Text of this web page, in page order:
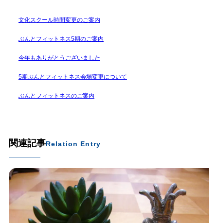
文化スクール時間変更のご案内
ぶんとフィットネス5期のご案内
今年もありがとうございました
5期ぶんとフィットネス会場変更について
ぶんとフィットネスのご案内
関連記事Relation Entry